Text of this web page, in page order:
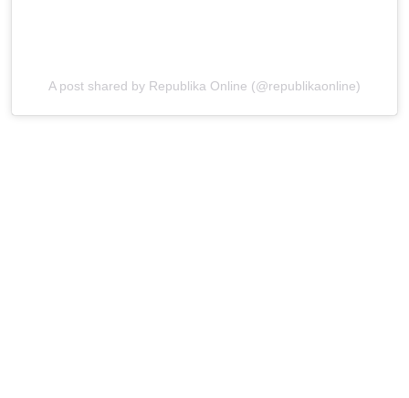
A post shared by Republika Online (@republikaonline)